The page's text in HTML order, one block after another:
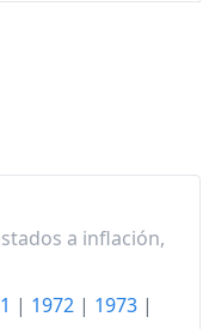
a inflación,
| 1972 | 1973 |